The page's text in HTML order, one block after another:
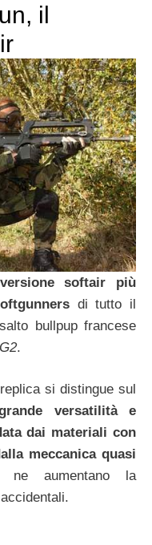
il
softair più
di tutto il
bullpup francese
G2.
si distingue sul
versatilità e
dai materiali con
meccanica quasi
aumentano la